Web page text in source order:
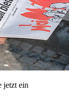
jetzt ein